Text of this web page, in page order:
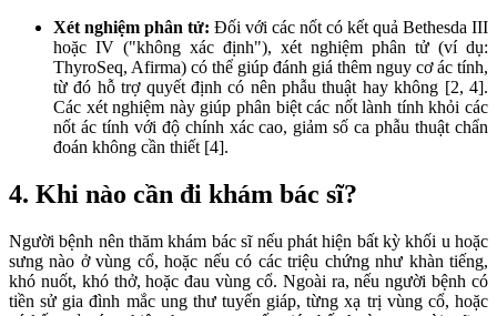
Xét nghiệm phân tử: Đối với các nốt có kết quả Bethesda III
hoặc IV ("không xác định"), xét nghiệm phân tử (ví dụ:
ThyroSeq, Afirma) có thể giúp đánh giá thêm nguy cơ ác tính,
từ đó hỗ trợ quyết định có nên phẫu thuật hay không [2, 4].
Các xét nghiệm này giúp phân biệt các nốt lành tính khỏi các
nốt ác tính với độ chính xác cao, giảm số ca phẫu thuật chẩn
đoán không cần thiết [4].
4. Khi nào cần đi khám bác sĩ?
Người bệnh nên thăm khám bác sĩ nếu phát hiện bất kỳ khối u hoặc
sưng nào ở vùng cổ, hoặc nếu có các triệu chứng như khàn tiếng,
khó nuốt, khó thở, hoặc đau vùng cổ. Ngoài ra, nếu người bệnh có
tiền sử gia đình mắc ung thư tuyến giáp, từng xạ trị vùng cổ, hoặc